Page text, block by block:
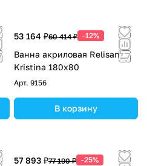
53 164 ₽60 414 ₽ -12%
Ванна акриловая Relisan
Kristina 180х80
Арт. 9156
В корзину
57 893 ₽77 190 ₽ -25%